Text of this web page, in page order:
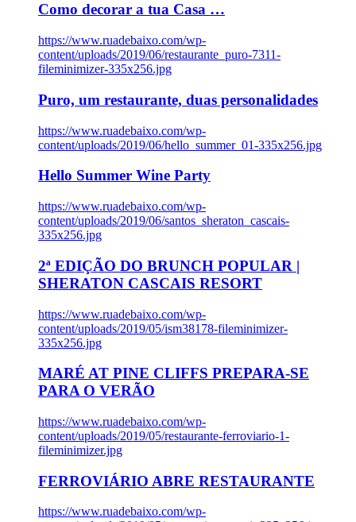
Como decorar a tua Casa …
https://www.ruadebaixo.com/wp-
content/uploads/2019/06/restaurante_puro-7311-
fileminimizer-335x256.jpg
Puro, um restaurante, duas personalidades
https://www.ruadebaixo.com/wp-
content/uploads/2019/06/hello_summer_01-335x256.jpg
Hello Summer Wine Party
https://www.ruadebaixo.com/wp-
content/uploads/2019/06/santos_sheraton_cascais-
335x256.jpg
2ª EDIÇÃO DO BRUNCH POPULAR |
SHERATON CASCAIS RESORT
https://www.ruadebaixo.com/wp-
content/uploads/2019/05/ism38178-fileminimizer-
335x256.jpg
MARÉ AT PINE CLIFFS PREPARA-SE
PARA O VERÃO
https://www.ruadebaixo.com/wp-
content/uploads/2019/05/restaurante-ferroviario-1-
fileminimizer.jpg
FERROVIÁRIO ABRE RESTAURANTE
https://www.ruadebaixo.com/wp-